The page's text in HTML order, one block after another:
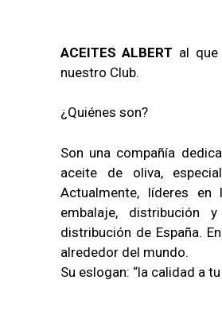
ACEITES ALBERT al
nuestro Club.
¿Quiénes son?
Son una compañía
aceite de oliva,
Actualmente, líderes
embalaje, distribución
distribución de España.
alrededor del mundo.
Su eslogan: “la calidad a